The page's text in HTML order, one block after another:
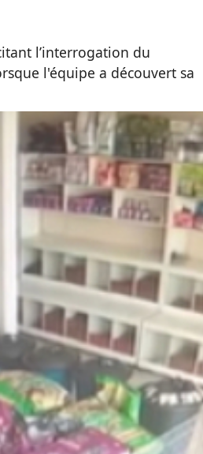
l’interrogation du
l'équipe a découvert sa